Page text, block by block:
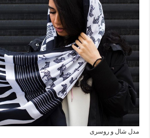
مدل شال و روسری